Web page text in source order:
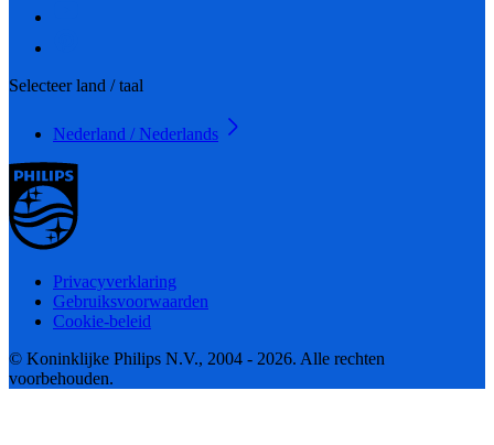
Selecteer land / taal
Nederland / Nederlands
Privacyverklaring
Gebruiksvoorwaarden
Cookie-beleid
© Koninklijke Philips N.V., 2004 - 2026. Alle rechten
voorbehouden.